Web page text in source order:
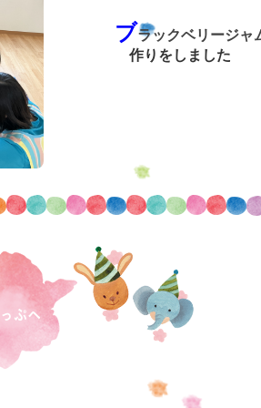
ブラックベリージャ
作りをしました